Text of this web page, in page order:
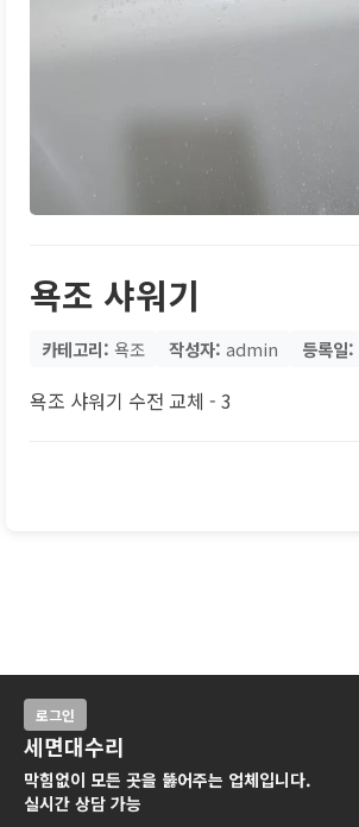
욕조 샤워기
카테고리: 욕조 작성자: admin 등록일:
욕조 샤워기 수전 교체 - 3
로그인
세면대수리
막힘없이 모든 곳을 뚫어주는 업체입니다.
실시간 상담 가능